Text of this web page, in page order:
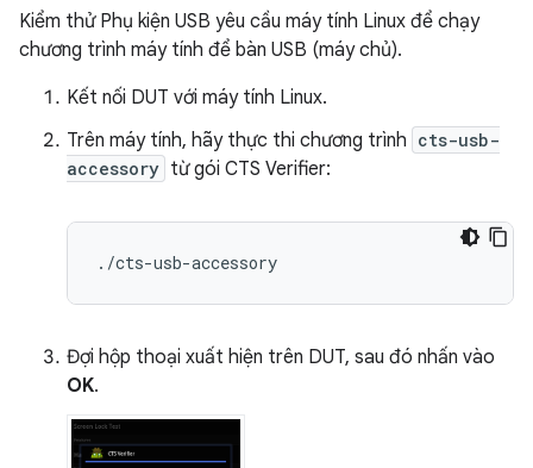
Kiểm thử Phụ kiện USB yêu cầu máy tính Linux để chạy
chương trình máy tính để bàn USB (máy chủ).
Kết nối DUT với máy tính Linux.
Trên máy tính, hãy thực thi chương trình cts-usb-
accessory từ gói CTS Verifier:
Đợi hộp thoại xuất hiện trên DUT, sau đó nhấn vào
OK.